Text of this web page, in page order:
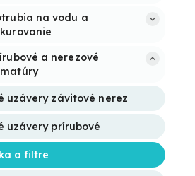
na vodu a
a nerezové
uzávery závitové nerez
uzávery prírubové
a filtre